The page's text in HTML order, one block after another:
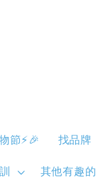
節⚡🎉 找品牌
其他有趣的